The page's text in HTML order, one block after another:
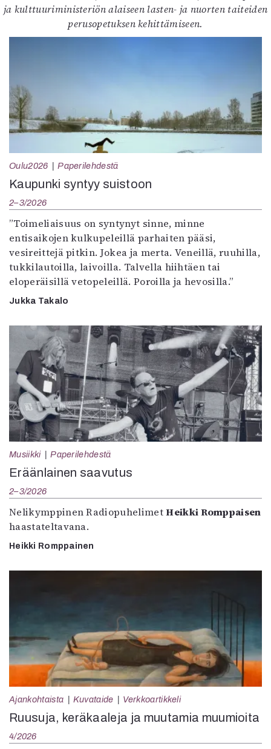
ja kulttuuriministeriön alaiseen lasten- ja nuorten taiteiden
perusopetuksen kehittämiseen.
Oulu2026 Paperilehdestä
Kaupunki syntyy suistoon
2–3/2026
”Toimeliaisuus on syntynyt sinne, minne
entisaikojen kulkupeleillä parhaiten pääsi,
vesireittejä pitkin. Jokea ja merta. Veneillä, ruuhilla,
tukkilautoilla, laivoilla. Talvella hiihtäen tai
eloperäisillä vetopeleillä. Poroilla ja hevosilla.”
Jukka Takalo
Musiikki Paperilehdestä
Eräänlainen saavutus
2–3/2026
Nelikymppinen RadiopuhelimetHeikki Romppaisen
haastateltavana.
Heikki Romppainen
Ajankohtaista Kuvataide Verkkoartikkeli
Ruusuja, keräkaaleja ja muutamia muumioita
4/2026